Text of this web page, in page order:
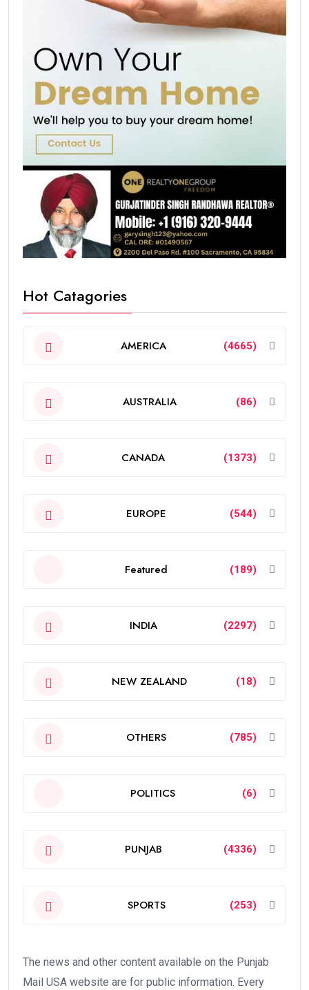
Hot Catagories
AMERICA (4665)
AUSTRALIA (86)
CANADA (1373)
EUROPE (544)
Featured (189)
INDIA (2297)
NEW ZEALAND (18)
OTHERS (785)
POLITICS (6)
PUNJAB (4336)
SPORTS (253)
The news and other content available on the Punjab
Mail USA website are for public information. Every